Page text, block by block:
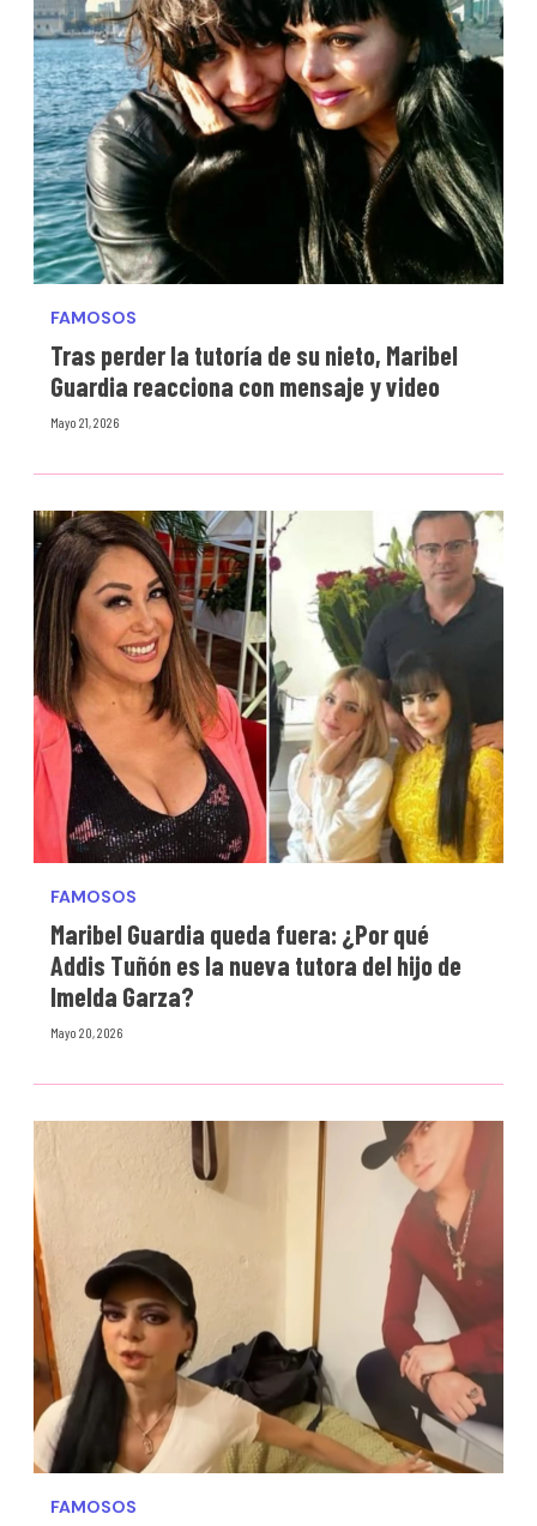
FAMOSOS
Tras perder la tutoría de su nieto, Maribel
Guardia reacciona con mensaje y video
Mayo 21, 2026
FAMOSOS
Maribel Guardia queda fuera: ¿Por qué
Addis Tuñón es la nueva tutora del hijo de
Imelda Garza?
Mayo 20, 2026
FAMOSOS